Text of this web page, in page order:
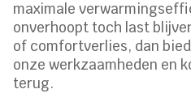
maximale
onverhoopt toch last
of comfortverlies, dan
onze werkzaamheden en
terug.